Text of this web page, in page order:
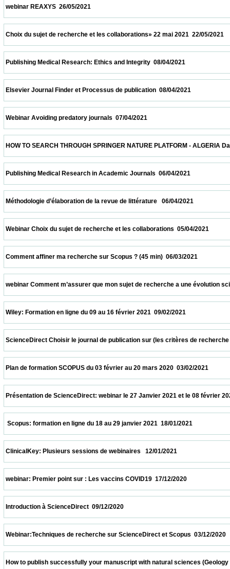
webinar REAXYS  26/05/2021
Choix du sujet de recherche et les collaborations» 22 mai 2021
Publishing Medical Research: Ethics and Integrity  08/04/2021
Elsevier Journal Finder et Processus de publication  08/04/
Webinar Avoiding predatory journals  07/04/2021
HOW TO SEARCH THROUGH SPRINGER NATURE PLATFORM -
Publishing Medical Research in Academic Journals  06/04/
Méthodologie d’élaboration de la revue de littérature   06/04/
Webinar Choix du sujet de recherche et les collaborations  05/
Comment affiner ma recherche sur Scopus ? (45 min)  06/03/
webinar Comment m’assurer que mon sujet de recherche a une
Wiley: Formation en ligne du 09 au 16 février 2021  09/02/2021
ScienceDirect Choisir le journal de publication sur (les critères de
Plan de formation SCOPUS du 03 février au 20 mars 2020  03/
Présentation de ScienceDirect: webinar le 27 Janvier 2021 et le 08
Scopus: formation en ligne du 18 au 29 janvier 2021  18/01/
ClinicalKey: Plusieurs sessions de webinaires   12/01/2021
webinar: Premier point sur : Les vaccins COVID19  17/12/2020
Introduction à ScienceDirect  09/12/2020
Webinar:Techniques de recherche sur ScienceDirect et Scopus
How to publish successfully your manuscript with natural sciences